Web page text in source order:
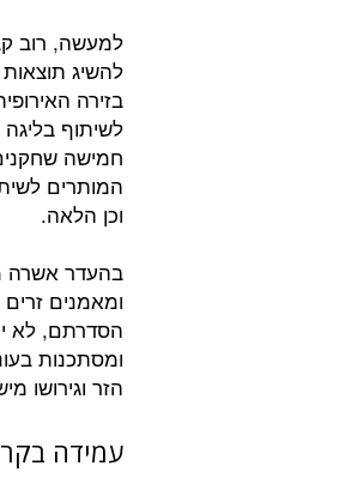
למעשה, רוב
להשיג תוצאות
בזירה
לשיתוף
חמישה
המותרים
וכן הלאה.
בהעדר אשרה
ומאמנים
הסדרתם, לא
ומסתכנות
הזר וגירושו
עמידה